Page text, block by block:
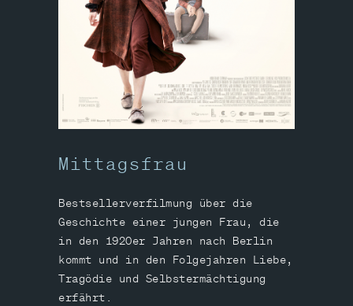
Mittagsfrau
Bestsellerverfilmung über die
Geschichte einer jungen Frau, die
in den 1920er Jahren nach Berlin
kommt und in den Folgejahren Liebe,
Tragödie und Selbstermächtigung
erfährt.